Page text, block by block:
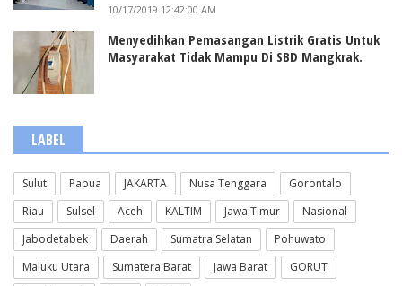
10/17/2019 12:42:00 AM
Menyedihkan Pemasangan Listrik Gratis Untuk
Masyarakat Tidak Mampu Di SBD Mangkrak.
LABEL
Sulut Papua JAKARTA Nusa Tenggara
Gorontalo
Riau
Sulsel Aceh KALTIM Jawa Timur
Nasional
Jabodetabek
Daerah Sumatra Selatan
Pohuwato
Maluku Utara
Sumatera Barat Jawa Barat
GORUT